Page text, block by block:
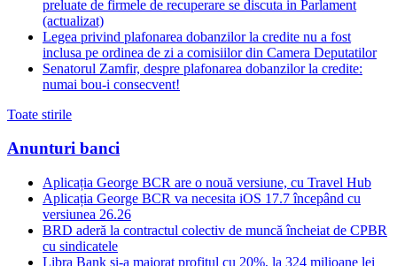
preluate de firmele de recuperare se discuta in Parlament
(actualizat)
Legea privind plafonarea dobanzilor la credite nu a fost
inclusa pe ordinea de zi a comisiilor din Camera Deputatilor
Senatorul Zamfir, despre plafonarea dobanzilor la credite:
numai bou-i consecvent!
Toate stirile
Anunturi banci
Aplicația George BCR are o nouă versiune, cu Travel Hub
Aplicația George BCR va necesita iOS 17.7 începând cu
versiunea 26.26
BRD aderă la contractul colectiv de muncă încheiat de CPBR
cu sindicatele
Libra Bank și-a majorat profitul cu 20%, la 324 milioane lei